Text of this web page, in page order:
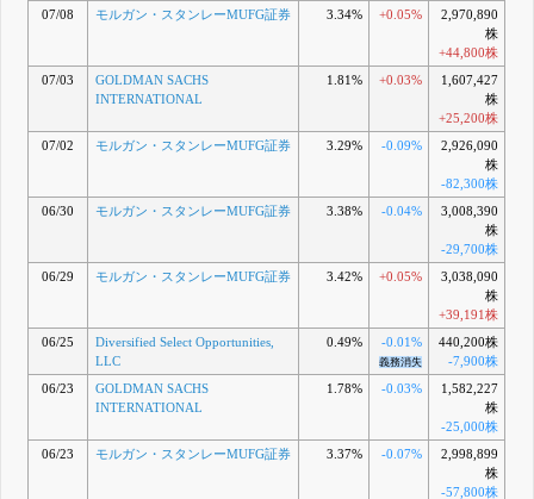
07/08
モルガン・スタンレーMUFG証券 3.34% +0.05%
2,970,890
株
+44,800株
07/03
GOLDMAN SACHS
INTERNATIONAL
1.81% +0.03%
1,607,427
株
+25,200株
07/02
モルガン・スタンレーMUFG証券 3.29% -0.09%
2,926,090
株
-82,300株
06/30
モルガン・スタンレーMUFG証券 3.38% -0.04%
3,008,390
株
-29,700株
06/29
モルガン・スタンレーMUFG証券 3.42% +0.05%
3,038,090
株
+39,191株
06/25
Diversified Select Opportunities,
LLC
0.49% -0.01%
義務消失
440,200株
-7,900株
06/23
GOLDMAN SACHS
INTERNATIONAL
1.78% -0.03%
1,582,227
株
-25,000株
06/23
モルガン・スタンレーMUFG証券 3.37% -0.07%
2,998,899
株
-57,800株